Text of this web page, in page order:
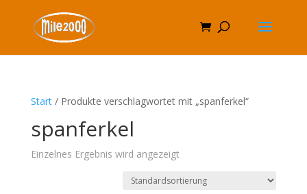
Start/ Produkte verschlagwortet mit „spanferkel“
spanferkel
Einzelnes Ergebnis wird angezeigt